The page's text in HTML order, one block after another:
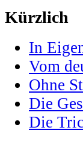
Kürzlich
In
Vom
Ohne
Die
Die